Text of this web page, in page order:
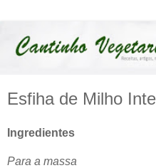
Esfiha de Milho
Ingredientes
Para a massa